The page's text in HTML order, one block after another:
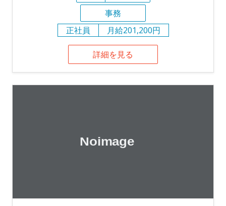
事務
正社員
月給201,200円
詳細を見る